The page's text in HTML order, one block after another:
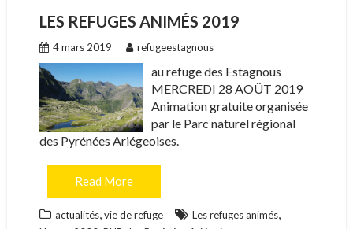
LES REFUGES ANIMÉS 2019
4 mars 2019 refugeestagnous
au refuge des Estagnous
MERCREDI 28 AOÛT 2019
Animation gratuite organisée
par le Parc naturel régional
des Pyrénées Ariégeoises.
Read More
actualités,vie de refuge Les refuges animés,